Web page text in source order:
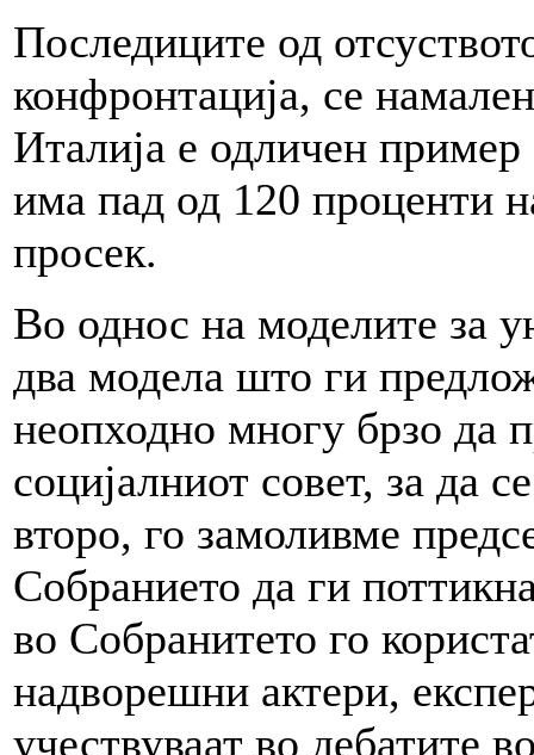
Последиците од
конфронтација, се
Италија е одличен
има пад од 120 проценти
просек.
Во однос на моделите за
два модела што ги
неопходно многу брзо да
социјалниот совет, за да
второ, го замоливме
Собранието да ги
во Собранитето го
надворешни актери,
учествуваат во дебатите